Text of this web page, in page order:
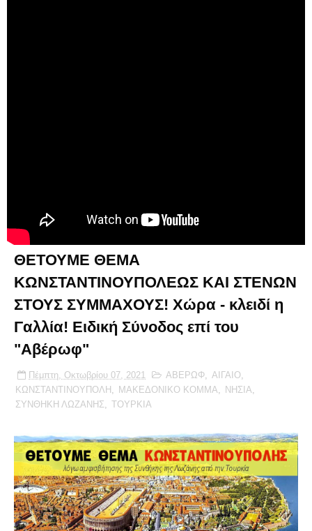
ΘΕΤΟΥΜΕ ΘΕΜΑ
ΚΩΝΣΤΑΝΤΙΝΟΥΠΟΛΕΩΣ ΚΑΙ ΣΤΕΝΩΝ
ΣΤΟΥΣ ΣΥΜΜΑΧΟΥΣ! Χώρα - κλειδί η
Γαλλία! Ειδική Σύνοδος επί του
"Αβέρωφ"
Πέμπτη, Οκτωβρίου 07, 2021 ΑΒΕΡΩΦ, ΑΙΓΑΙΟ,
ΚΩΝΣΤΑΝΤΙΝΟΥΠΟΛΗ , ΜΑΚΕΔΟΝΙΚΟ ΚΟΜΜΑ, ΝΗΣΙΑ,
ΣΥΝΘΗΚΗ ΛΩΖΑΝΗΣ, ΤΟΥΡΚΙΑ